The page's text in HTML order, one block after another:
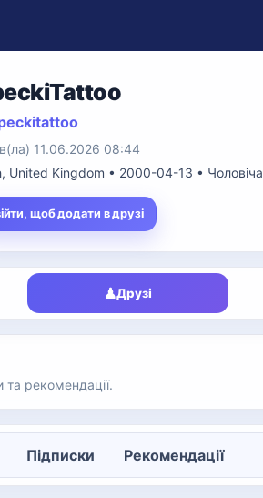
11.06.2026 08:44
United Kingdom • 2000-04-13 • Чоловіча
щоб додати в друзі
♟Друзі
та рекомендації.
Підписки Рекомендації